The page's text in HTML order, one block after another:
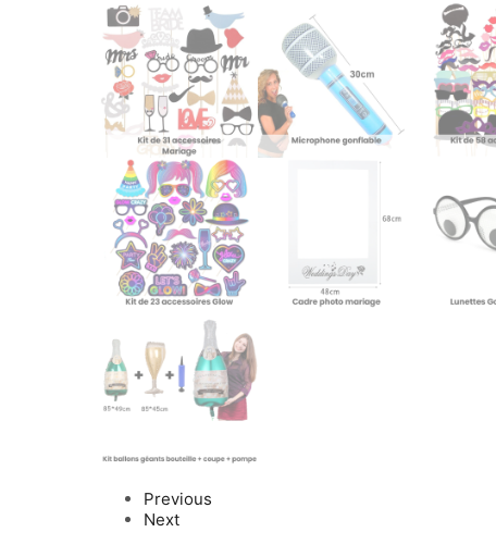
Previous
Next